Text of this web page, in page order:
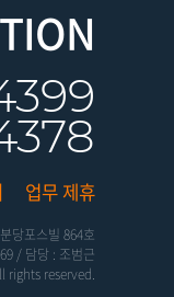
업무 제휴
당포스빌 864호
/ 담당 : 조범근
rights reserved.